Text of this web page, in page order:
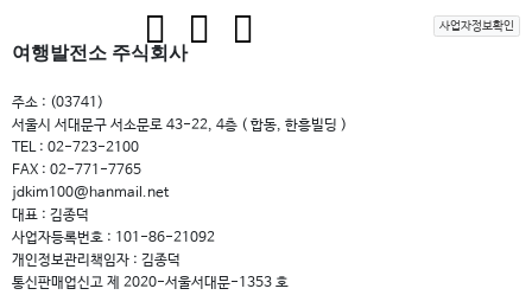
여행발전소 주식회사
사업자정보확인
주소 : (03741)
서울시 서대문구 서소문로 43-22, 4층 ( 합동, 한흥빌딩 )
TEL : 02-723-2100
FAX : 02-771-7765
jdkim100@hanmail.net
대표 : 김종덕
사업자등록번호 : 101-86-21092
개인정보관리책임자 : 김종덕
통신판매업신고 제 2020-서울서대문-1353 호